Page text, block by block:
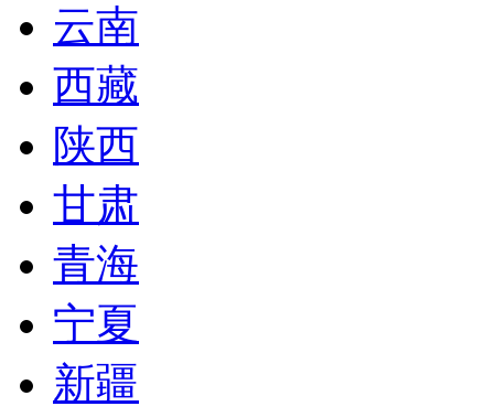
云南
西藏
陕西
甘肃
青海
宁夏
新疆